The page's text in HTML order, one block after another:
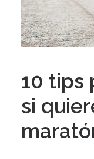
FITBIZ
TRENDS
MORE…
10 tips
si